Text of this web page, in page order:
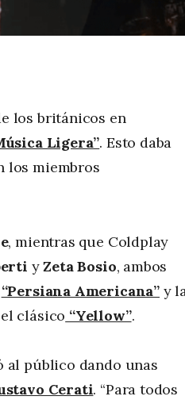
los británicos en
Ligera”. Esto daba
los miembros
, mientras que Coldplay
yZeta Bosio, ambos
“Persiana Americana” y
clásico “Yellow”.
al público dando unas
Cerati. “Para todos